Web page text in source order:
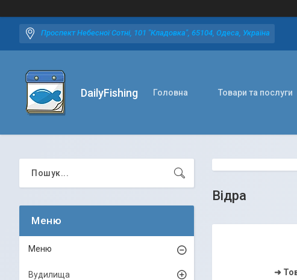
Проспект Небесної Сотні, 101 "Кладовка", 65104, Одеса, Україна
DailyFishing Головна Товари та послуги
Відра
➜
Меню
Вудилища